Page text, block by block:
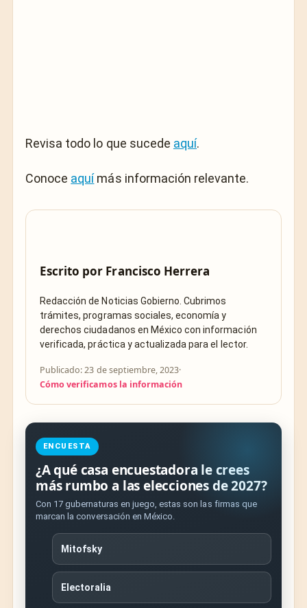
Revisa todo lo que sucede aquí.
Conoce aquímás información relevante.
Escrito por Francisco Herrera
Redacción de Noticias Gobierno. Cubrimos
trámites, programas sociales, economía y
derechos ciudadanos en México con información
verificada, práctica y actualizada para el lector.
Publicado: 23 de septiembre, 2023·
Cómo verificamos la información
ENCUESTA
¿A qué casa encuestadora le crees
más rumbo a las elecciones de 2027?
Con 17 gubernaturas en juego, estas son las firmas que
marcan la conversación en México.
Mitofsky
Electoralia